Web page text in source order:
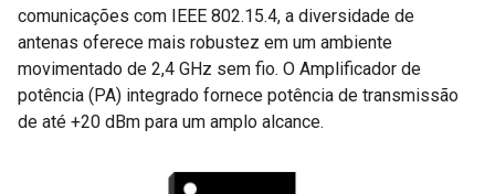
comunicações com IEEE 802.15.4, a diversidade de
antenas oferece mais robustez em um ambiente
movimentado de 2,4 GHz sem fio. O Amplificador de
potência (PA) integrado fornece potência de transmissão
de até +20 dBm para um amplo alcance.